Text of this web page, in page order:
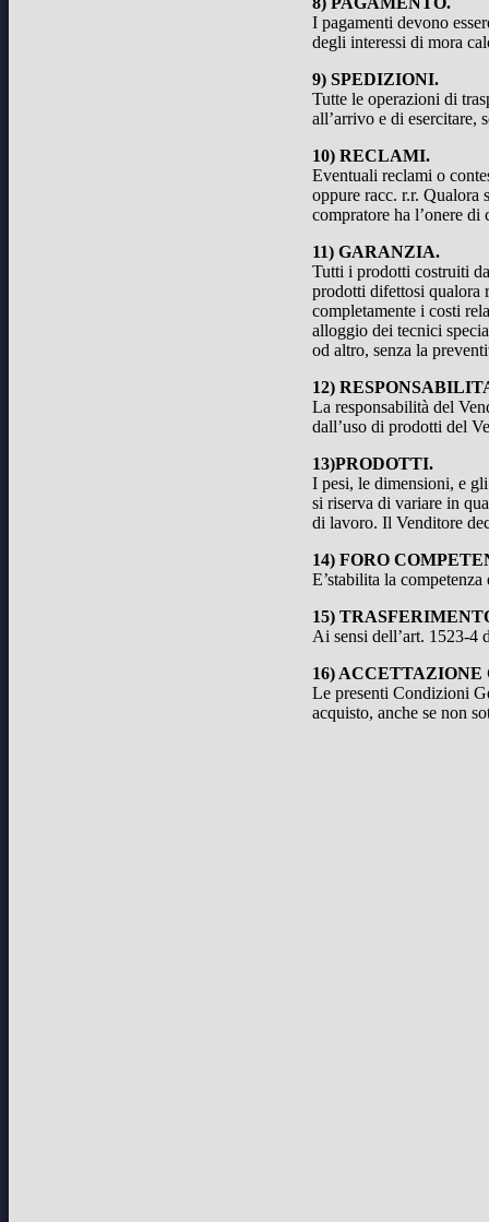
I pagamenti devono
degli interessi di mora
9) SPEDIZIONI.
Tutte le operazioni di
all’arrivo e di esercitare,
10) RECLAMI.
Eventuali reclami o
oppure racc. r.r. Qualora
compratore ha l’onere
11) GARANZIA.
Tutti i prodotti costruiti
prodotti difettosi qualora
completamente i costi
alloggio dei tecnici
od altro, senza la
12)
La responsabilità del
dall’uso di prodotti del
13)PRODOTTI.
I pesi, le dimensioni, e
si riserva di variare in
di lavoro. Il Venditore
14) FORO
E’stabilita la
15)
Ai sensi dell’art. 1523-4
16)
Le presenti Condizioni
acquisto, anche se non